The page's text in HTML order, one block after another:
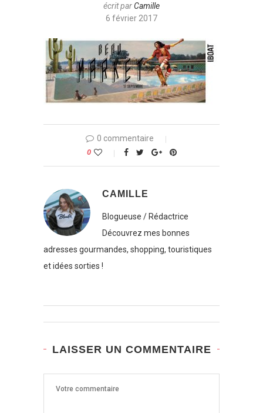
écrit parCamille
6 février 2017
0 commentaire
0
CAMILLE
Blogueuse / Rédactrice
Découvrez mes bonnes
adresses gourmandes, shopping, touristiques
et idées sorties !
LAISSER UN COMMENTAIRE